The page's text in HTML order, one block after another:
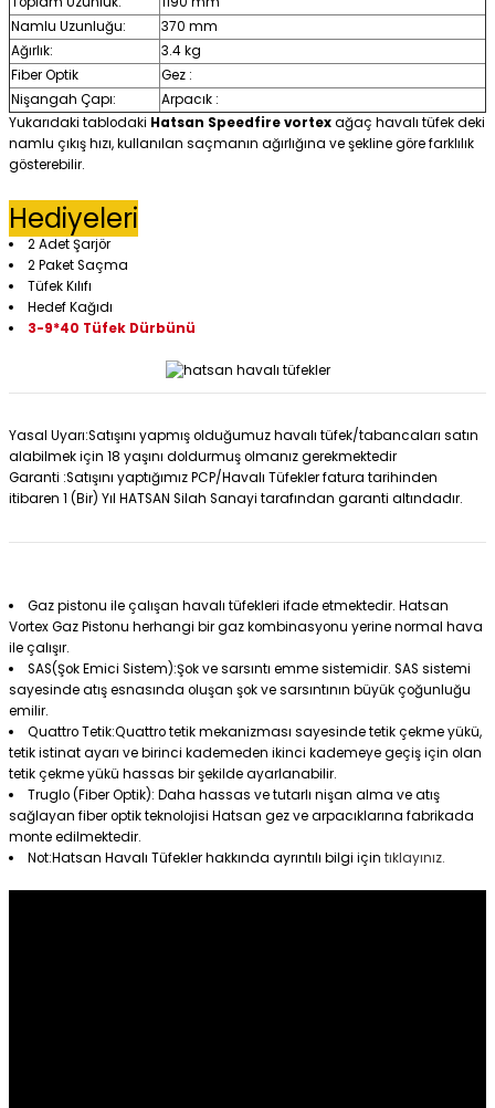
Namlu Uzunluğu:
370 mm
Ağırlık:
3.4 kg
Fiber Optik
Gez :
Nişangah Çapı:
Arpacık :
Yukarıdaki tablodaki Hatsan Speedfire vortexağaç havalı tüfek deki
namlu çıkış hızı, kullanılan saçmanın ağırlığına ve şekline göre farklılık
gösterebilir.
Hediyeleri
2 Adet Şarjör
2 Paket Saçma
Tüfek Kılıfı
Hedef Kağıdı
3-9*40 Tüfek Dürbünü
Yasal Uyarı:Satışını yapmış olduğumuz havalı tüfek/tabancaları satın
alabilmek için 18 yaşını doldurmuş olmanız gerekmektedir
Garanti :Satışını yaptığımız PCP/Havalı Tüfekler fatura tarihinden
itibaren 1 (Bir) Yıl HATSAN Silah Sanayi tarafından garanti altındadır.
Gaz pistonu ile çalışan havalı tüfekleri ifade etmektedir. Hatsan
Vortex Gaz Pistonu herhangi bir gaz kombinasyonu yerine normal hava
ile çalışır.
SAS(Şok Emici Sistem):Şok ve sarsıntı emme sistemidir. SAS sistemi
sayesinde atış esnasında oluşan şok ve sarsıntının büyük çoğunluğu
emilir.
Quattro Tetik:Quattro tetik mekanizması sayesinde tetik çekme yükü,
tetik istinat ayarı ve birinci kademeden ikinci kademeye geçiş için olan
tetik çekme yükü hassas bir şekilde ayarlanabilir.
Truglo (Fiber Optik): Daha hassas ve tutarlı nişan alma ve atış
sağlayan fiber optik teknolojisi Hatsan gez ve arpacıklarına fabrikada
monte edilmektedir.
Not:Hatsan Havalı Tüfekler hakkında ayrıntılı bilgi için tıklayınız.